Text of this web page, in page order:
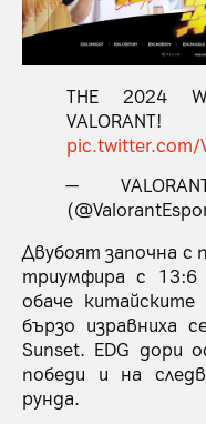
THE 2024
pic.twitter.com/
—
Двубоят започна с
триумфира с 13:6
обаче
бързо изравниха
Sunset. EDG дори
победи и на
рунда.